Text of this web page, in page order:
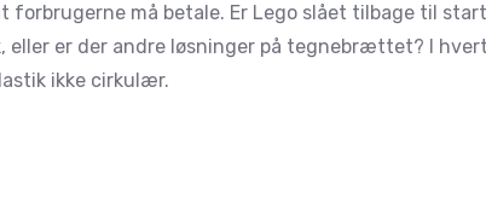
forbrugerne må betale. Er Lego slået tilbage til
eller er der andre løsninger på tegnebrættet? I
ikke cirkulær.